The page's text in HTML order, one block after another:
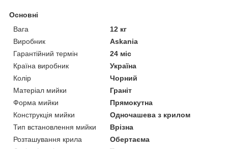
Основні
Вага
12 кг
Виробник
Askania
Гарантійний термін
24 міс
Країна виробник
Україна
Колір
Чорний
Матеріал мийки
Граніт
Форма мийки
Прямокутна
Конструкція мийки
Одночашева з крилом
Тип встановлення мийки
Врізна
Розташування крила
Обертаєма